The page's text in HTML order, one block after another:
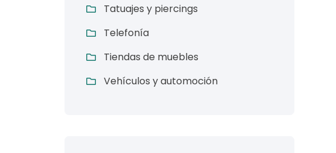
Tatuajes y piercings
Telefonía
Tiendas de muebles
Vehículos y automoción